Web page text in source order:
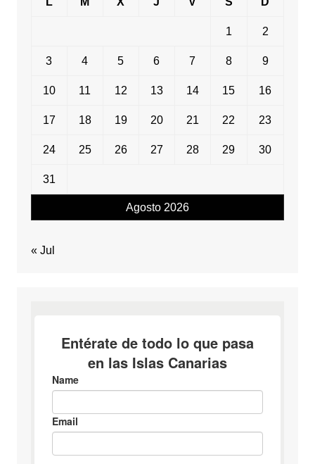
Agosto 2026
1 2
3 4 5 6 7 8 9
10 11 12 13 14 15 16
17 18 19 20 21 22 23
24 25 26 27 28 29 30
31
« Jul